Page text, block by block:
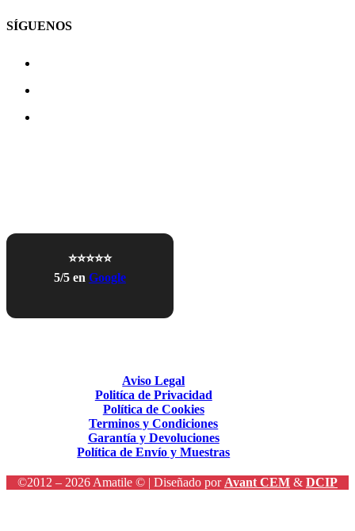
SÍGUENOS
⭐⭐⭐⭐⭐
5/5 en Google
Aviso Legal
Politíca de Privacidad
Política de Cookies
Terminos y Condiciones
Garantía y Devoluciones
Política de Envío y Muestras
©2012 – 2026 Amatile © | Diseñado por Avant CEM & DCIP